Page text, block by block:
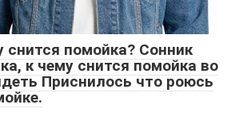
снится помойка? Cонник
к чему снится помойка во
Приснилось что роюсь